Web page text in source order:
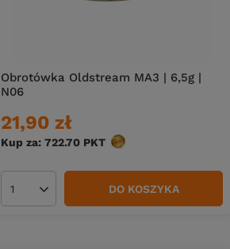
Obrotówka Oldstream MA3 | 6,5g |
N06
21,90 zł
Kup za: 722.70 PKT punktów
Ilość produktów DO KOSZYKA